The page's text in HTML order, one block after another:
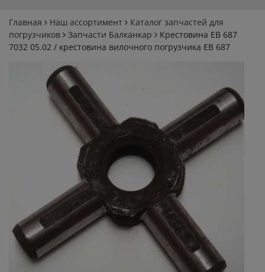
Главная Наш ассортимент
Каталог запчастей для
погрузчиков
Запчасти Балканкар
Крестовина ЕВ 687
7032 05.02 / крестовина вилочного погрузчика ЕВ 687